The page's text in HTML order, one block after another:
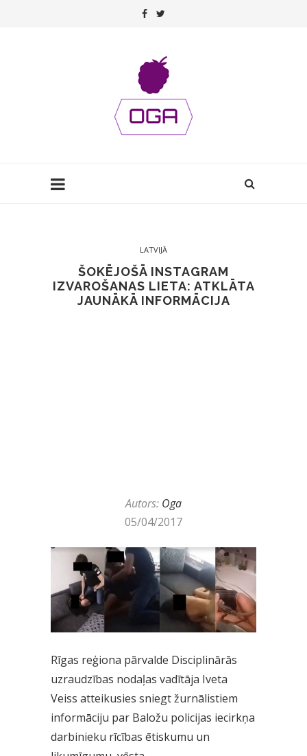
LATVIJĀ
ŠOKĒJOŠĀ INSTAGRAM
IZVAROŠANAS LIETA: ATKLĀTA
JAUNĀKĀ INFORMĀCIJA
Autors: Oga
05/04/2017
Rīgas reģiona pārvalde Disciplinārās
uzraudzības nodaļas vadītāja Iveta
Veiss atteikusies sniegt žurnālistiem
informāciju par Baložu policijas iecirkņa
darbinieku rīcības ētiskumu un